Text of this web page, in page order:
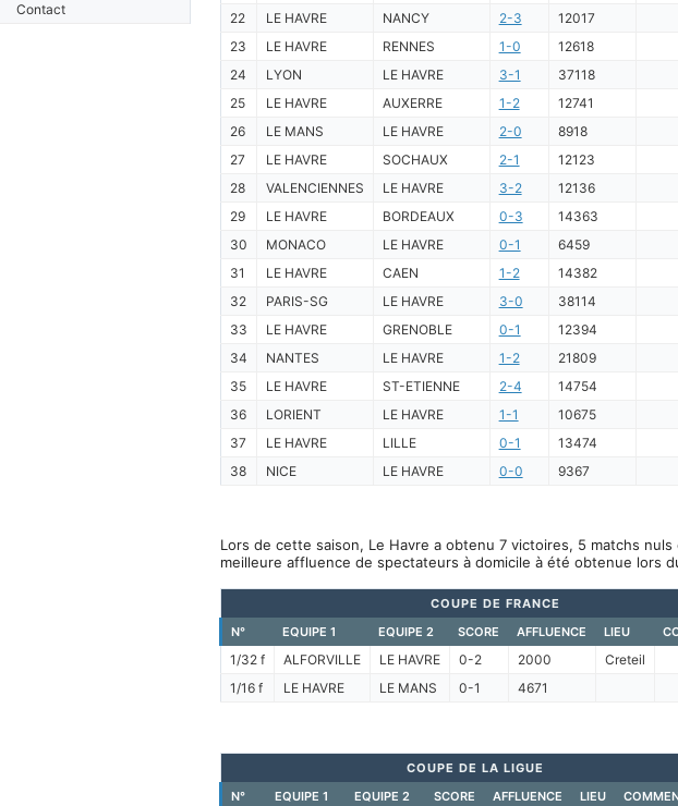
Contact
22
LE HAVRE NANCY 2-3
12017
23
LE HAVRE RENNES 1-0
12618
24
LYON LE HAVRE 3-1
37118
25
LE HAVRE AUXERRE 1-2
12741
26
LE MANS LE HAVRE 2-0
8918
27
LE HAVRE SOCHAUX 2-1
12123
28
VALENCIENNES LE HAVRE 3-2
12136
29
LE HAVRE BORDEAUX 0-3
14363
30
MONACO LE HAVRE 0-1
6459
31
LE HAVRE CAEN 1-2
14382
32
PARIS-SG LE HAVRE 3-0
38114
33
LE HAVRE GRENOBLE 0-1
12394
34
NANTES LE HAVRE 1-2
21809
35
LE HAVRE ST-ETIENNE 2-4
14754
36
LORIENT LE HAVRE 1-1
10675
37
LE HAVRE LILLE 0-1
13474
38
NICE LE HAVRE 0-0 9367
Lors de cette saison, Le Havre a obtenu 7 victoires, 5 matchs
meilleure affluence de spectateurs à domicile à été obtenue lors
COUPE DE FRANCE
N°
EQUIPE 1 EQUIPE 2 SCORE AFFLUENCE LIEU
1/32 f ALFORVILLE LE HAVRE 0-2 2000
Creteil
1/16 f
LE HAVRE LE MANS 0-1 4671
COUPE DE LA LIGUE
N°
EQUIPE 1 EQUIPE 2 SCORE AFFLUENCE LIEU